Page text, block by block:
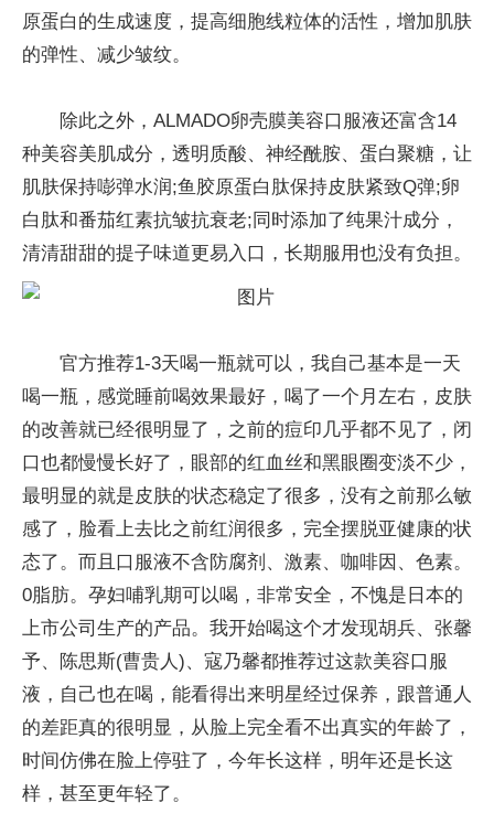
原蛋白的生成速度，提高细胞线粒体的活性，增加肌肤
的弹性、减少皱纹。
除此之外，ALMADO卵壳膜美容口服液还富含14
种美容美肌成分，透明质酸、神经酰胺、蛋白聚糖，让
肌肤保持嘭弹水润;鱼胶原蛋白肽保持皮肤紧致Q弹;卵
白肽和番茄红素抗皱抗衰老;同时添加了纯果汁成分，
清清甜甜的提子味道更易入口，长期服用也没有负担。
官方推荐1-3天喝一瓶就可以，我自己基本是一天
喝一瓶，感觉睡前喝效果最好，喝了一个月左右，皮肤
的改善就已经很明显了，之前的痘印几乎都不见了，闭
口也都慢慢长好了，眼部的红血丝和黑眼圈变淡不少，
最明显的就是皮肤的状态稳定了很多，没有之前那么敏
感了，脸看上去比之前红润很多，完全摆脱亚健康的状
态了。而且口服液不含防腐剂、激素、咖啡因、色素。
0脂肪。孕妇哺乳期可以喝，非常安全，不愧是日本的
上市公司生产的产品。我开始喝这个才发现胡兵、张馨
予、陈思斯(曹贵人)、寇乃馨都推荐过这款美容口服
液，自己也在喝，能看得出来明星经过保养，跟普通人
的差距真的很明显，从脸上完全看不出真实的年龄了，
时间仿佛在脸上停驻了，今年长这样，明年还是长这
样，甚至更年轻了。